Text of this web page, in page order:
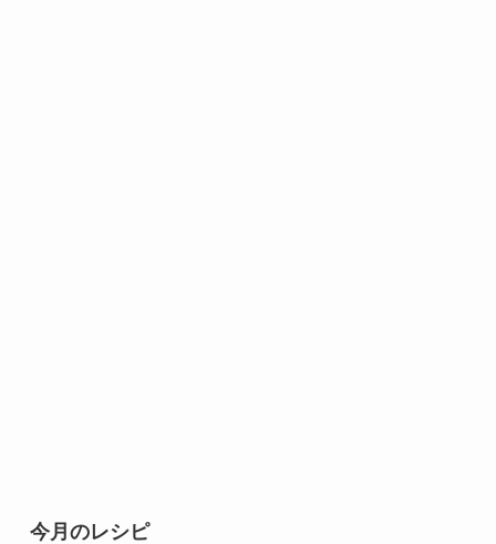
今月のレシピ